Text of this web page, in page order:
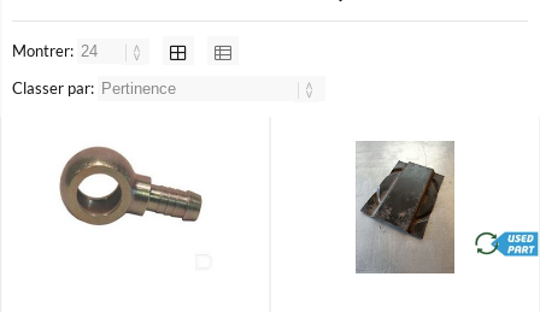
Montrer:
Classer par:
brand